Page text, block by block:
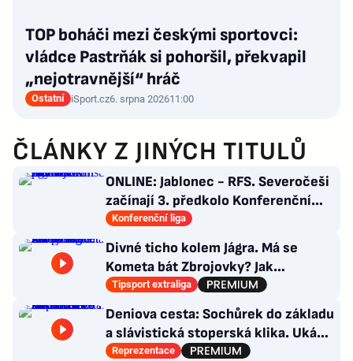
TOP boháči mezi českými sportovci:
vládce Pastrňák si pohoršil, překvapil
„nejotravnější“ hráč
Ostatní iSport.cz6. srpna 202611:00
ČLÁNKY Z JINÝCH TITULŮ
ONLINE: Jablonec - RFS. Severočeši
začínají 3. předkolo Konferenční
ligy na domácím hřišti
Konferenční liga
Divné ticho kolem Jágra. Má se
Kometa bát Zbrojovky? Jak
poskládat Pardubice
Tipsport extraliga
Deniova cesta: Sochůrek do základu
a slávistická stoperská klika. Ukáže
i na Chorého?
Reprezentace